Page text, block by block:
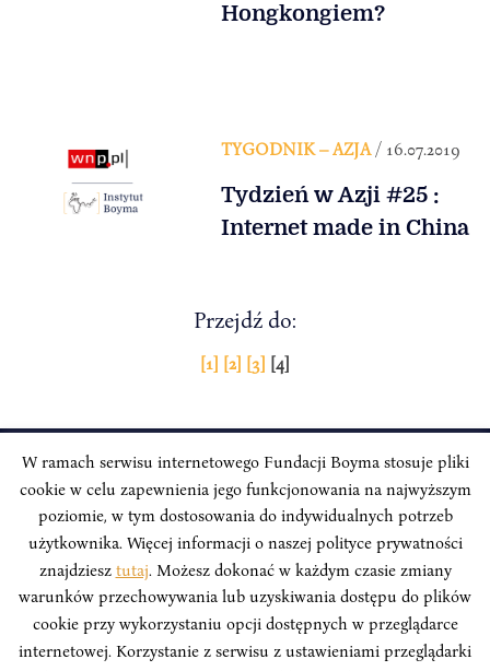
Hongkongiem?
TYGODNIK – AZJA/ 16.07.2019
Tydzień w Azji #25 :
Internet made in China
Przejdź do:
Stronicowanie
[1] [2] [3] [4]
INSTYTUT BOYMA / Asian Century
Adres korespondencyjny: ul. Freta 11/5, 00-027 Warszawa
Odwiedź nas w mediach społecznościowych:
W ramach serwisu internetowego Fundacji Boyma stosuje pliki
cookie w celu zapewnienia jego funkcjonowania na najwyższym
poziomie, w tym dostosowania do indywidualnych potrzeb
użytkownika. Więcej informacji o naszej polityce prywatności
znajdziesz tutaj. Możesz dokonać w każdym czasie zmiany
warunków przechowywania lub uzyskiwania dostępu do plików
cookie przy wykorzystaniu opcji dostępnych w przeglądarce
internetowej. Korzystanie z serwisu z ustawieniami przeglądarki